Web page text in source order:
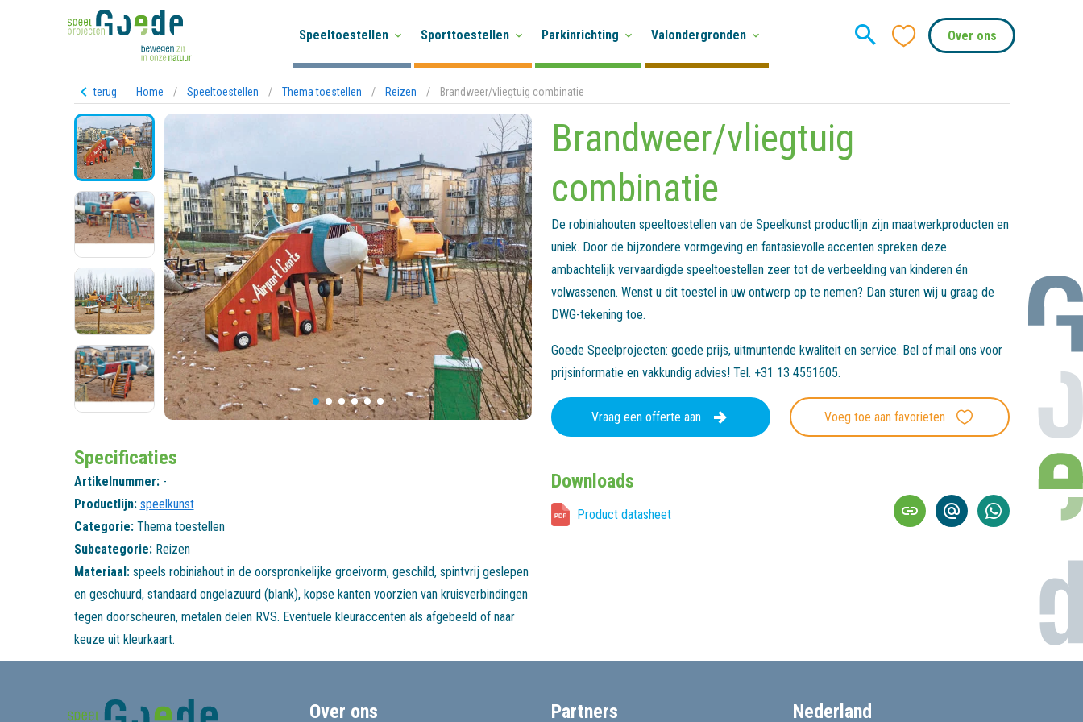
Speeltoestellen Sporttoestellen Parkinrichting Valondergronden Over ons
terug Home / Speeltoestellen / Thema toestellen / Reizen / Brandweer/vliegtuig combinatie
Specificaties
Artikelnummer: -
Productlijn: speelkunst
Categorie: Thema toestellen
Subcategorie: Reizen
Materiaal: speels robiniahout in de oorspronkelijke groeivorm, geschild, spintvrij geslepen
en geschuurd, standaard ongelazuurd (blank), kopse kanten voorzien van kruisverbindingen
tegen doorscheuren, metalen delen RVS. Eventuele kleuraccenten als afgebeeld of naar
keuze uit kleurkaart.
Brandweer/vliegtuig
combinatie
De robiniahouten speeltoestellen van de Speelkunst productlijn zijn maatwerkproducten en
uniek. Door de bijzondere vormgeving en fantasievolle accenten spreken deze
ambachtelijk vervaardigde speeltoestellen zeer tot de verbeelding van kinderen én
volwassenen. Wenst u dit toestel in uw ontwerp op te nemen? Dan sturen wij u graag de
DWG-tekening toe.
Goede Speelprojecten: goede prijs, uitmuntende kwaliteit en service. Bel of mail ons voor
prijsinformatie en vakkundig advies! Tel. +31 13 4551605.
Vraag een offerte aan Voeg toe aan favorieten
Downloads
Product datasheet
Over ons Partners Nederland